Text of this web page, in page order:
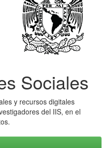
Sociales
y recursos digitales
del IIS, en el